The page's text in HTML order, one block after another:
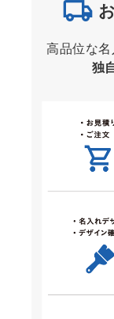
高品位な
独